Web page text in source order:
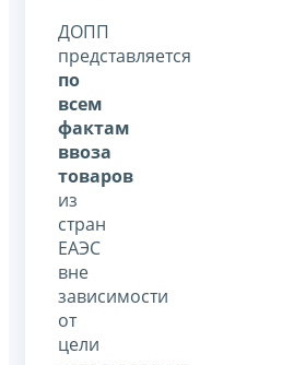
ДОПП
представляется
по
всем
фактам
ввоза
товаров
из
стран
ЕАЭС
вне
зависимости
от
цели